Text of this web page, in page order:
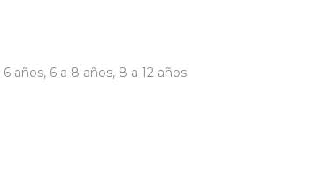
6 años, 6 a 8 años, 8 a 12 años